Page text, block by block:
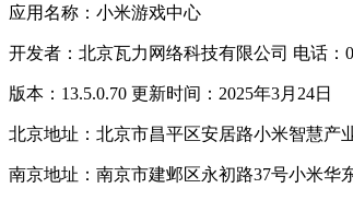
应用名称：小米游戏中心
开发者：北京瓦力网络科技有限公司 电话：
版本：13.5.0.70 更新时间：2025年3月24日
北京地址：北京市昌平区安居路小米智慧产
南京地址：南京市建邺区永初路37号小米华